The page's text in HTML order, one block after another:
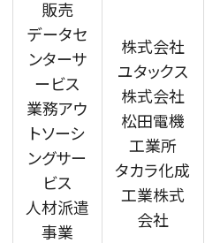
歯科向け電
子カルテ
歯科予約シス
リハビリ管理
システム
医薬品在庫
管理システム
電子薬歴シス
販売
データセ
ンターサ
ービス
業務アウ
トソーシ
ングサー
ビス
人材派遣
事業
株式会社
ユタックス
株式会社
松田電機
工業所
タカラ化成
工業株式
会社